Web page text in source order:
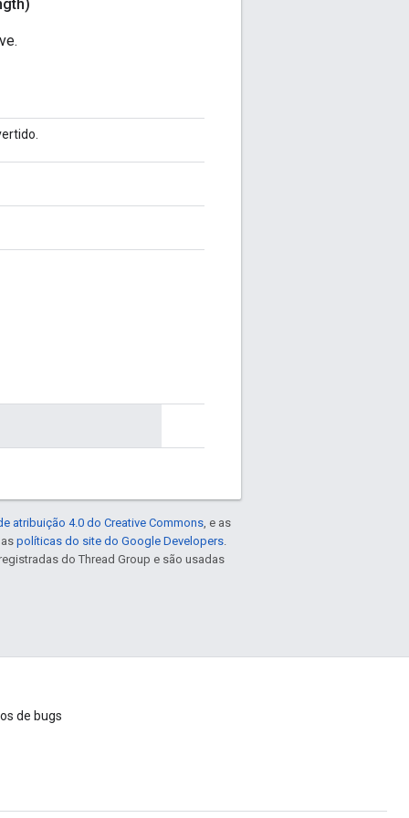
atribuição 4.0 do Creative Commons, e as
políticas do site do Google Developers.
do Thread Group e são usadas
de bugs